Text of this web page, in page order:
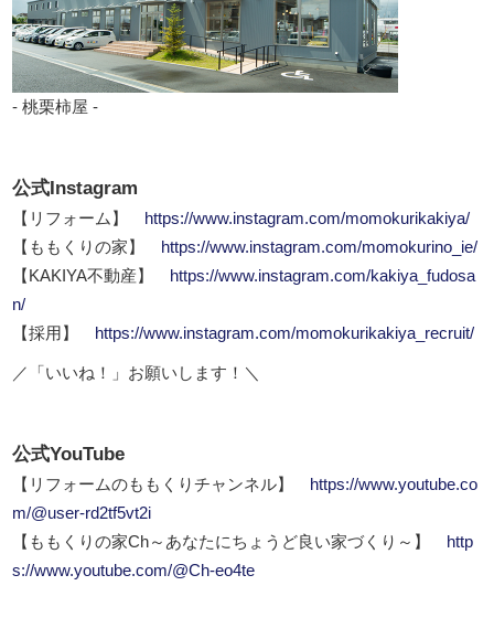
- 桃栗柿屋 -
公式Instagram
【リフォーム】
https://www.instagram.com/momokurikakiya/
【ももくりの家】
https://www.instagram.com/momokurino_ie/
【KAKIYA不動産】
https://www.instagram.com/kakiya_fudosa
n/
【採用】
https://www.instagram.com/momokurikakiya_recruit/
／「いいね！」お願いします！＼
公式YouTube
【リフォームのももくりチャンネル】
https://www.youtube.co
m/@user-rd2tf5vt2i
【ももくりの家Ch～あなたにちょうど良い家づくり～】
http
s://www.youtube.com/@Ch-eo4te